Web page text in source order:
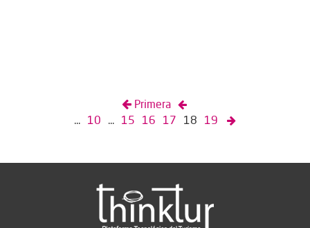
Primera
... 10 ... 15 16 17 18 19